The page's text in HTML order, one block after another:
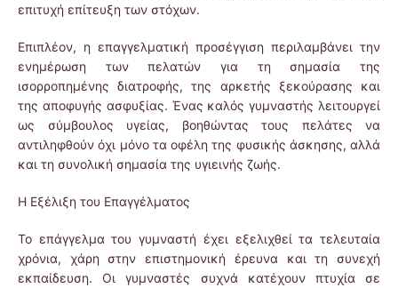
επιτυχή επίτευξη των στόχων.
Επιπλέον, η επαγγελματική προσέγγιση περιλαμβάνει την
ενημέρωση των πελατών για τη σημασία της
ισορροπημένης διατροφής, της αρκετής ξεκούρασης και
της αποφυγής ασφυξίας. Ένας καλός γυμναστής λειτουργεί
ως σύμβουλος υγείας, βοηθώντας τους πελάτες να
αντιληφθούν όχι μόνο τα οφέλη της φυσικής άσκησης, αλλά
και τη συνολική σημασία της υγιεινής ζωής.
Η Εξέλιξη του Επαγγέλματος
Το επάγγελμα του γυμναστή έχει εξελιχθεί τα τελευταία
χρόνια, χάρη στην επιστημονική έρευνα και τη συνεχή
εκπαίδευση. Οι γυμναστές συχνά κατέχουν πτυχία σε